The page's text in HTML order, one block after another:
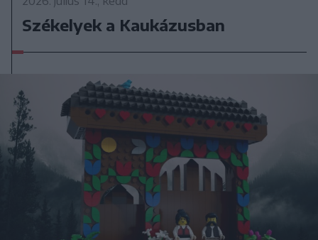
Székelyek a Kaukázusban